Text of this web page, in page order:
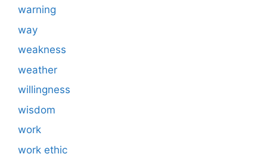
warning
way
weakness
weather
willingness
wisdom
work
work ethic